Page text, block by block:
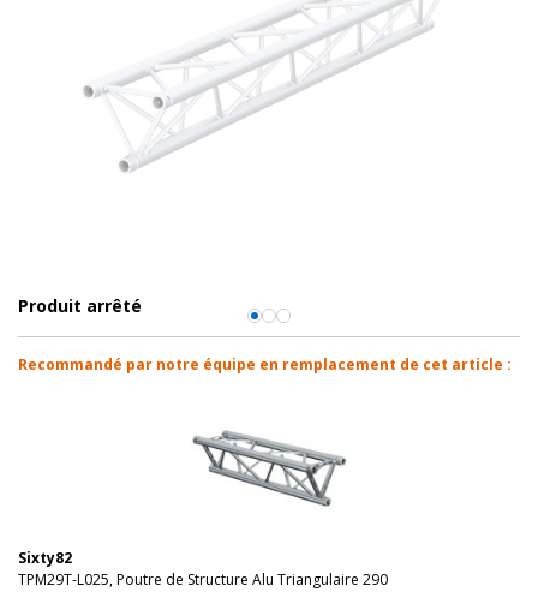
Produit arrêté
Recommandé par notre équipe en remplacement de cet article :
Sixty82
TPM29T-L025, Poutre de Structure Alu Triangulaire 290